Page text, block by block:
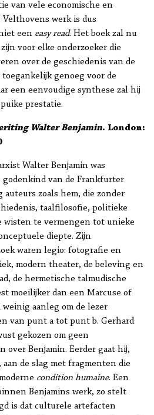
van vele economische en
werk is dus
een easy read. Het boek zal nu
voor elke onderzoeker die
over de geschiedenis van de
genoeg voor de
een eenvoudige synthese zal hij
prestatie.
Walter Benjamin. London:
Walter Benjamin was
van de Frankfurter
auteurs zoals hem, die zonder
taalfilosofie, politieke
wisten te vermengen tot unieke
diepte. Zijn
waren legio: fotografie en
modern theater, de beleving en
de hermetische talmudische
moeilijker dan een Marcuse of
aanleg om de lezer
van punt a tot punt b. Gerhard
gekozen om geen
over Benjamin. Eerder gaat hij,
de slag met fragmenten die
condition humaine. Een
Benjamins werk, zo stelt
is dat culturele artefacten